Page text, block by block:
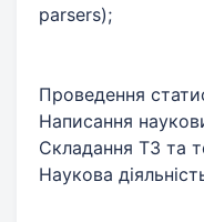
parsers);
Проведення
Написання
Складання ТЗ та
Наукова